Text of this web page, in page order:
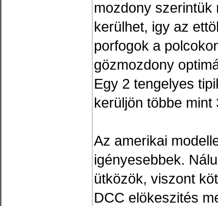
mozdony szerintük
kerülhet, igy az
porfogok a
gözmozdony
Egy 2 tengelyes
kerüljön többe mint
Az amerikai
igényesebbek.
ütközök, viszont
DCC elökeszités